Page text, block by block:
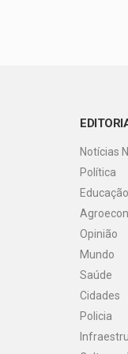
Notícias
Política
Educação
Opinião
Mundo
Saúde
Cidades
Policia